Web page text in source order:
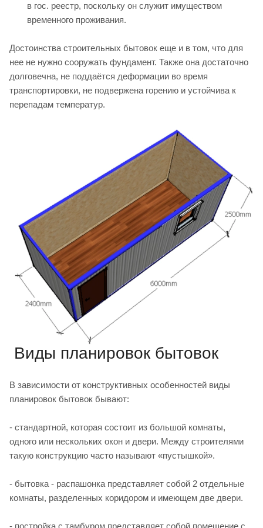
в гос. реестр, поскольку он служит имуществом
временного проживания.
Достоинства строительных бытовок еще и в том, что для
нее не нужно сооружать фундамент. Также она достаточно
долговечна, не поддаётся деформации во время
транспортировки, не подвержена горению и устойчива к
перепадам температур.
Виды планировок бытовок
В зависимости от конструктивных особенностей виды
планировок бытовок бывают:
- стандартной, которая состоит из большой комнаты,
одного или нескольких окон и двери. Между строителями
такую конструкцию часто называют «пустышкой».
- бытовка - распашонка представляет собой 2 отдельные
комнаты, разделенных коридором и имеющем две двери.
- постройка с тамбуром представляет собой помещение с